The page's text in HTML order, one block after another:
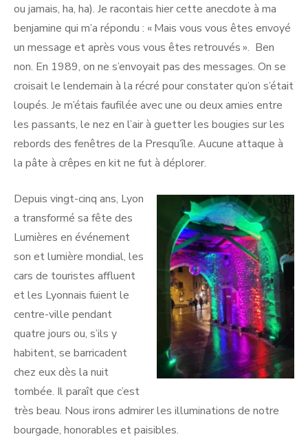
ou jamais, ha, ha). Je racontais hier cette anecdote à ma
benjamine qui m’a répondu : « Mais vous vous êtes envoyé
un message et après vous vous êtes retrouvés ». Ben
non. En 1989, on ne s’envoyait pas des messages. On se
croisait le lendemain à la récré pour constater qu’on s’était
loupés. Je m’étais faufilée avec une ou deux amies entre
les passants, le nez en l’air à guetter les bougies sur les
rebords des fenêtres de la Presqu’île. Aucune attaque à
la pâte à crêpes en kit ne fut à déplorer.
Depuis vingt-cinq ans, Lyon
a transformé sa fête des
Lumières en événement
son et lumière mondial, les
cars de touristes affluent
et les Lyonnais fuient le
centre-ville pendant
quatre jours ou, s’ils y
habitent, se barricadent
chez eux dès la nuit
tombée. Il paraît que c’est
très beau. Nous irons admirer les illuminations de notre
bourgade, honorables et paisibles.